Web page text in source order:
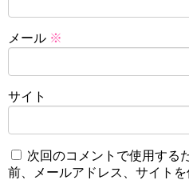
メール ※
サイト
次回のコメントで使用する
前、メールアドレス、サイトを